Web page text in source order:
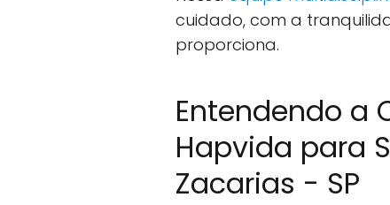
cuidado, com a
proporciona.
Entendendo a
Hapvida para
Zacarias - SP